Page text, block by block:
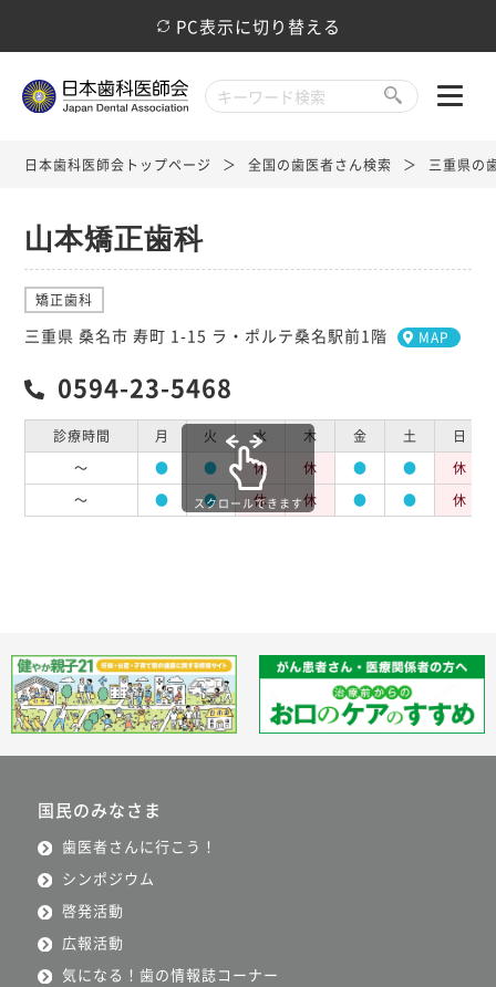
PC表示に切り替える
日本歯科医師会トップページ 全国の歯医者さん検索 三重県の
山本矯正歯科
矯正歯科
三重県 桑名市 寿町 1-15 ラ・ポルテ桑名駅前1階 MAP
0594-23-5468
診療時間 月 火 水 木 金 土
日
～
● ● 休 休 ● ●
休
～
● ● 休 休 ● ● 休
スクロールできます
国民のみなさま
歯医者さんに行こう！
シンポジウム
啓発活動
広報活動
気になる！歯の情報誌コーナー